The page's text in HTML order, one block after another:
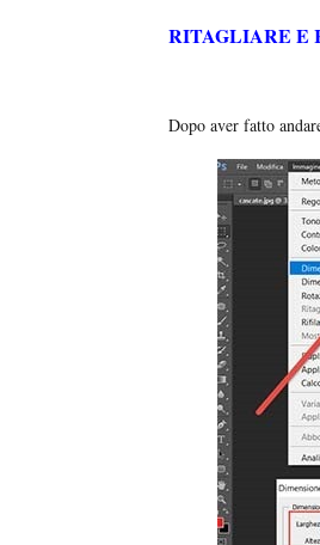
RITAGLIARE E
Dopo aver fatto